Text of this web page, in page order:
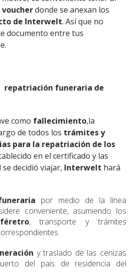
voucherdonde se anexan los
de Interwelt. Así que no
documento entre tus
repatriación funeraria de
como fallecimiento,la
de todos los trámites y
para la repatriación de los
en el certificado y las
se decidió viajar, Interwelt hará
por medio de la línea
conveniente, asumiendo los
, transporte y trámites
y traslado de las cenizas
del país de residencia del